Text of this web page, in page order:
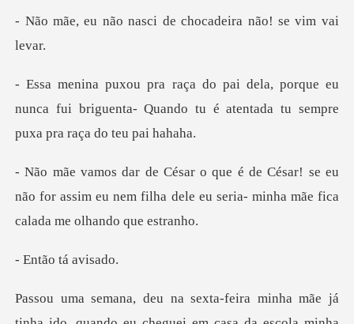
sci de chocadeira nã
que eu
nunca fui briguenta- Quando tu é atent
se eu
não for assim eu nem filha dele eu seria-
o tá a
ha mãe já